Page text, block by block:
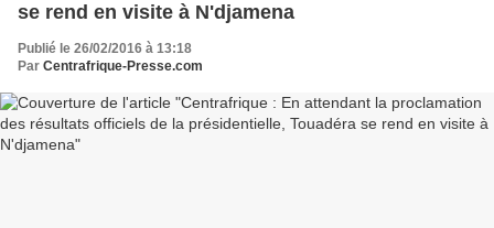
se rend en visite à N'djamena
Publié le 26/02/2016 à 13:18
Par Centrafrique-Presse.com